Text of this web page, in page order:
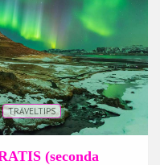
TRAVELTIPS
(seconda